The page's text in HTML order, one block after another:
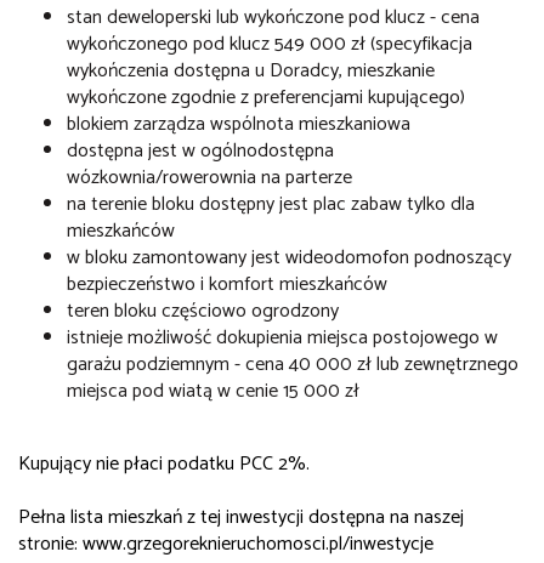
stan deweloperski lub wykończone pod klucz - cena
wykończonego pod klucz 549 000 zł (specyfikacja
wykończenia dostępna u Doradcy, mieszkanie
wykończone zgodnie z preferencjami kupującego)
blokiem zarządza wspólnota mieszkaniowa
dostępna jest w ogólnodostępna
wózkownia/rowerownia na parterze
na terenie bloku dostępny jest plac zabaw tylko dla
mieszkańców
w bloku zamontowany jest wideodomofon podnoszący
bezpieczeństwo i komfort mieszkańców
teren bloku częściowo ogrodzony
istnieje możliwość dokupienia miejsca postojowego w
garażu podziemnym - cena 40 000 zł lub zewnętrznego
miejsca pod wiatą w cenie 15 000 zł
Kupujący nie płaci podatku PCC 2%.
Pełna lista mieszkań z tej inwestycji dostępna na naszej
stronie: www.grzegoreknieruchomosci.pl/inwestycje